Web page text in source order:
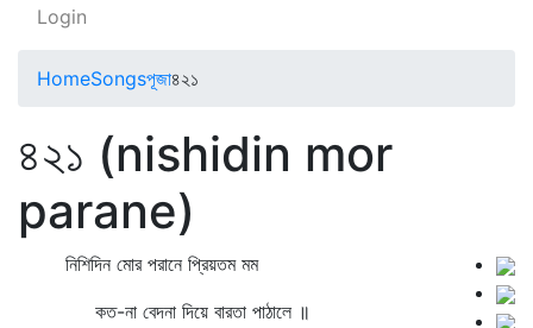
Login
HomeSongsপূজা৪২১
৪২১ (nishidin mor
parane)
নিশিদিন মোর পরানে প্রিয়তম মম
কত-না বেদনা দিয়ে বারতা পাঠালে ॥